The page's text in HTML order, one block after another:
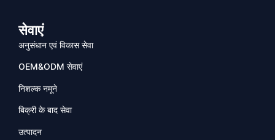
सेवाएं
अनुसंधान एवं विकास सेवा
OEM&ODM सेवाएं
निशल्क नमूने
बिक्री के बाद सेवा
उत्पादन